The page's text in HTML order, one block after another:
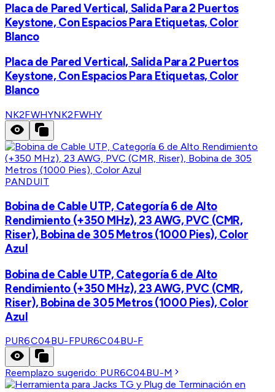
Placa de Pared Vertical, Salida Para 2 Puertos
Keystone, Con Espacios Para Etiquetas, Color
Blanco
Placa de Pared Vertical, Salida Para 2 Puertos
Keystone, Con Espacios Para Etiquetas, Color
Blanco
NK2FWHYNK2FWHY
PANDUIT
Bobina de Cable UTP, Categoría 6 de Alto
Rendimiento (+350 MHz), 23 AWG, PVC (CMR,
Riser), Bobina de 305 Metros (1000 Pies), Color
Azul
Bobina de Cable UTP, Categoría 6 de Alto
Rendimiento (+350 MHz), 23 AWG, PVC (CMR,
Riser), Bobina de 305 Metros (1000 Pies), Color
Azul
PUR6C04BU-FPUR6C04BU-F
Reemplazo sugerido: PUR6C04BU-M